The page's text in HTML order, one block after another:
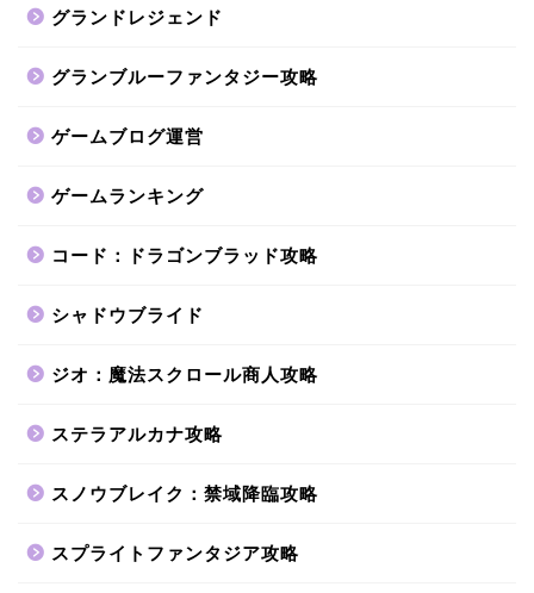
グランドレジェンド
グランブルーファンタジー攻略
ゲームブログ運営
ゲームランキング
コード：ドラゴンブラッド攻略
シャドウブライド
ジオ：魔法スクロール商人攻略
ステラアルカナ攻略
スノウブレイク：禁域降臨攻略
スプライトファンタジア攻略